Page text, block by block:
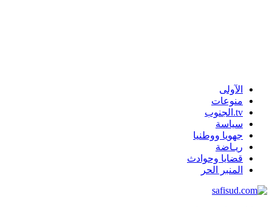
الآولى
منوعات
tv.الجنوب
سياسة
جهويا ووطنيا
ريـاضة
قضايا وحوادث
المنبر الحر